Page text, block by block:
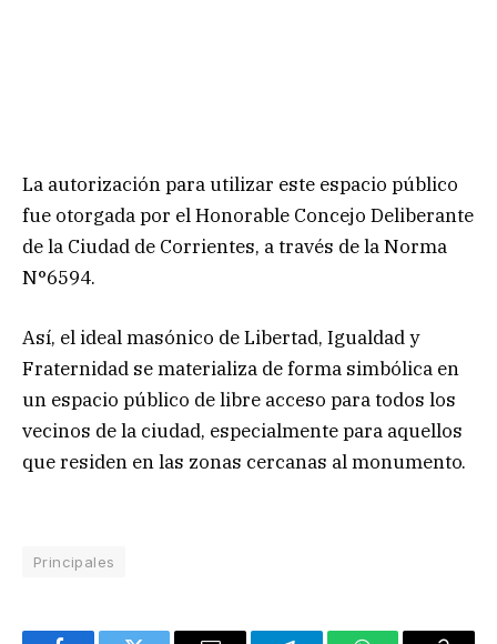
La autorización para utilizar este espacio público
fue otorgada por el Honorable Concejo Deliberante
de la Ciudad de Corrientes, a través de la Norma
N°6594.
Así, el ideal masónico de Libertad, Igualdad y
Fraternidad se materializa de forma simbólica en
un espacio público de libre acceso para todos los
vecinos de la ciudad, especialmente para aquellos
que residen en las zonas cercanas al monumento.
Principales